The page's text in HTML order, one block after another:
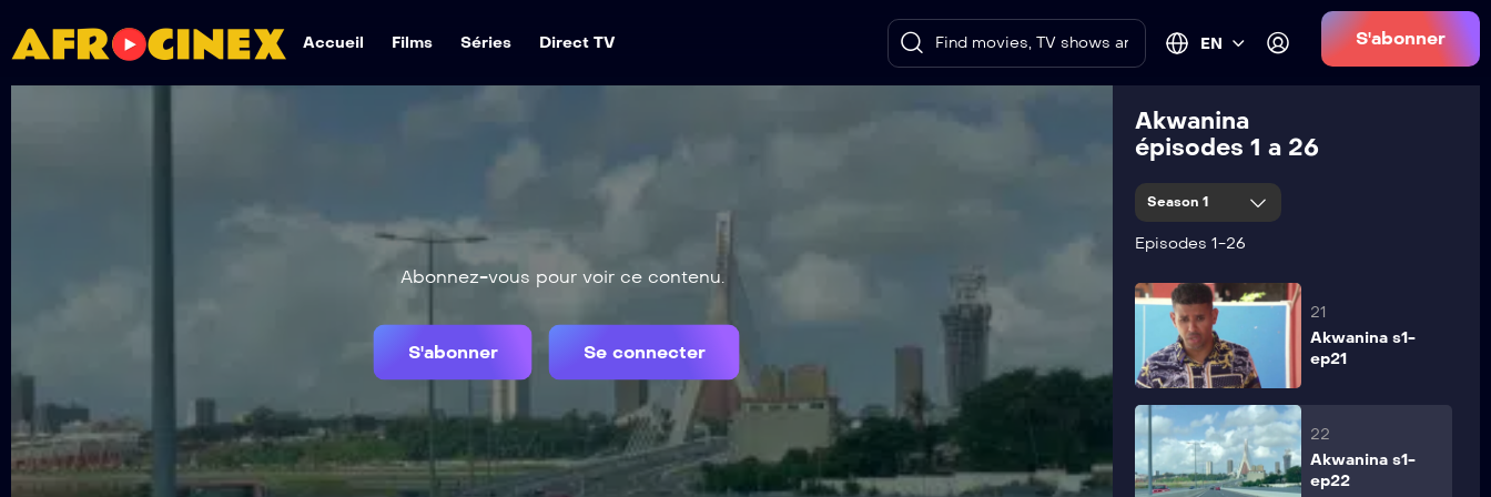
Accueil Films Séries Direct TV EN S'abonner
Abonnez-vous pour voir ce contenu.
S'abonner Se connecter
Akwanina
épisodes 1 a 26
Season 1
Episodes 1-26
19
21
Akwanina s1-
ep21
22
Akwanina s1-
ep22